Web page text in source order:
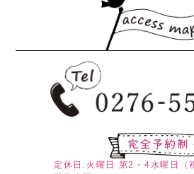
定休日:火曜日
第2・4水曜日（